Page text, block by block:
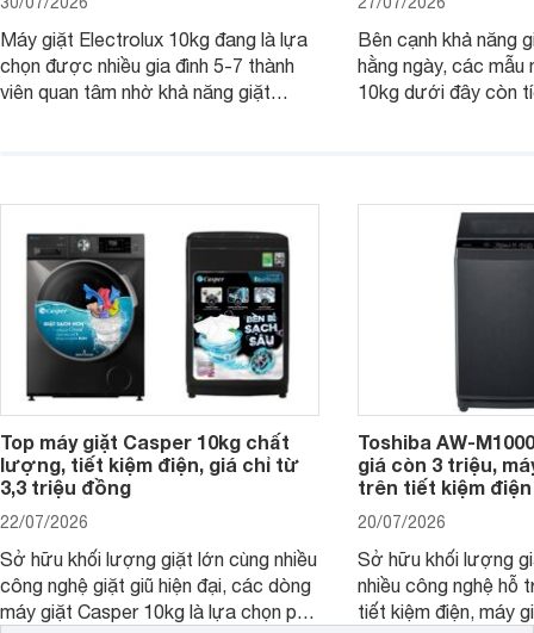
Máy giặt Electrolux 10kg đang là lựa
chọn được nhiều gia đình 5-7 thành
viên quan tâm nhờ khả năng giặt
Bên cạnh khả năng
hằng ngày, các mẫu
10kg dưới đây còn
Top máy giặt Casper 10kg chất
lượng, tiết kiệm điện, giá chỉ từ
3,3 triệu đồng
22/07/2026
Sở hữu khối lượng giặt lớn cùng nhiều
công nghệ giặt giũ hiện đại, các dòng
máy giặt Casper 10kg là lựa chọn phù
Toshiba AW-
giá còn 3 triệu,
trên tiết kiệm
20/07/2026
Sở hữu khối lượng
nhiều công nghệ hỗ
tiết kiệm điện, máy